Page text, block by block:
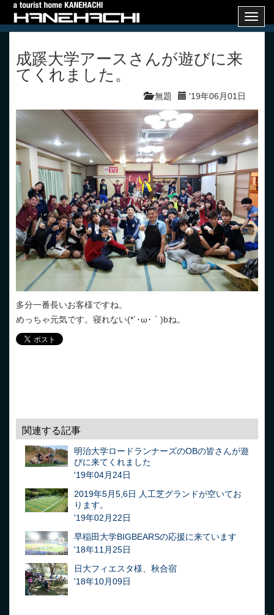
成蹊大学アースさんが遊びに来
てくれました。
'19年06月01日
無題
多分一番長いお客様ですね。
めっちゃ元気です。寝れない(*´･ω･｀)bね。
関連する記事
明治大学ロードランナーズのOBの皆さんが遊
びに来てくれました
'19年04月24日
2019年5月5,6日 人工芝グランドが空いてお
ります。
'19年02月22日
早稲田大学BIGBEARSの応援に来ています
'18年11月25日
日大フィエスタ様、秋合宿
'18年10月09日